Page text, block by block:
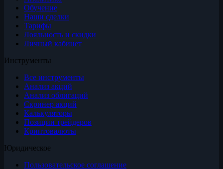
Обучение
Наши сделки
Тарифы
Лояльность и скидки
Личный кабинет
Инструменты
Все инструменты
Анализ акций
Анализ облигаций
Скринер акций
Калькуляторы
Позиции трейдеров
Криптовалюты
Юридическое
Пользовательское соглашение